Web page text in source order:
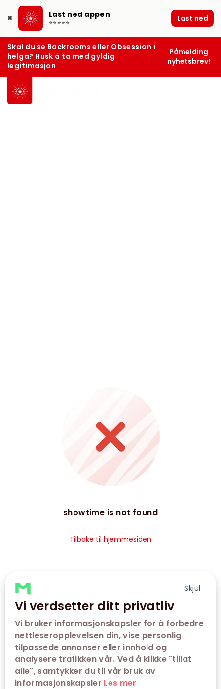
Skjul
Vi verdsetter ditt privatliv
Vi bruker informasjonskapsler for å forbedre
nettleseropplevelsen din, vise personlig
tilpassede annonser eller innhold og
analysere trafikken vår. Ved å klikke "tillat
alle", samtykker du til vår bruk av
informasjonskapsler Les mer
✖ Last ned appen
⭐⭐⭐⭐⭐ Last ned
Skal du se Backrooms eller Obsession i
helga? Husk å ta med gyldig
legitimasjon
Påmelding
nyhetsbrev!
showtime is not found
Tilbake til hjemmesiden